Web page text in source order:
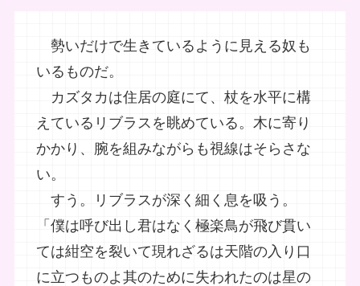
勢いだけで生きているように見える奴も
いるものだ。
カズタカは住居の庭にて、杖を水平に構
えているリブラスを眺めている。木に寄り
かかり、腕を組みながらも視線はそらさな
い。
すう。リブラスが深く細く息を吸う。
「僕は呼び出し君はなく極楽鳥が飛び貫い
ては紺空を裂いて現れざるは天階の入り口
に立つものよ其のために失われたのは星の